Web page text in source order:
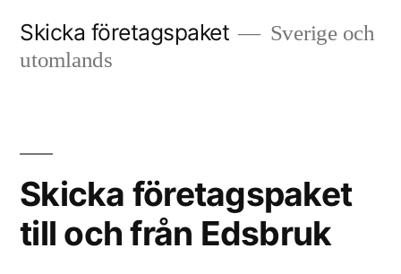
Skicka företagspaket
Sverige och
utomlands
Skicka företagspaket
till och från Edsbruk